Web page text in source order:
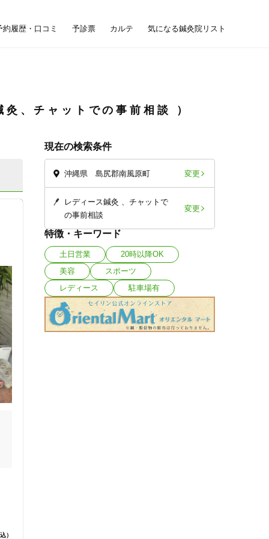
約履歴・口コミ 予診票 カルテ 気になる鍼灸院リスト
灸、チャットでの事前相談
現在の検索条件
沖縄県 島尻郡南風原町 変更
レディース鍼灸
チャットで
の事前相談
変更
特徴・キーワード
土日営業
20時以降OK
美容
スポーツ
レディース
駐車場有
）